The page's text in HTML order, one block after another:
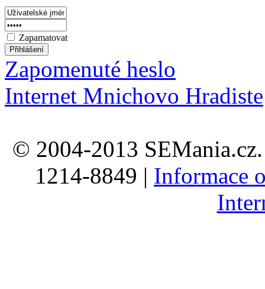
Zapamatovat
Zapomenuté heslo
Internet Mnichovo Hradiste
© 2004-2013
1214-8849 | Informace